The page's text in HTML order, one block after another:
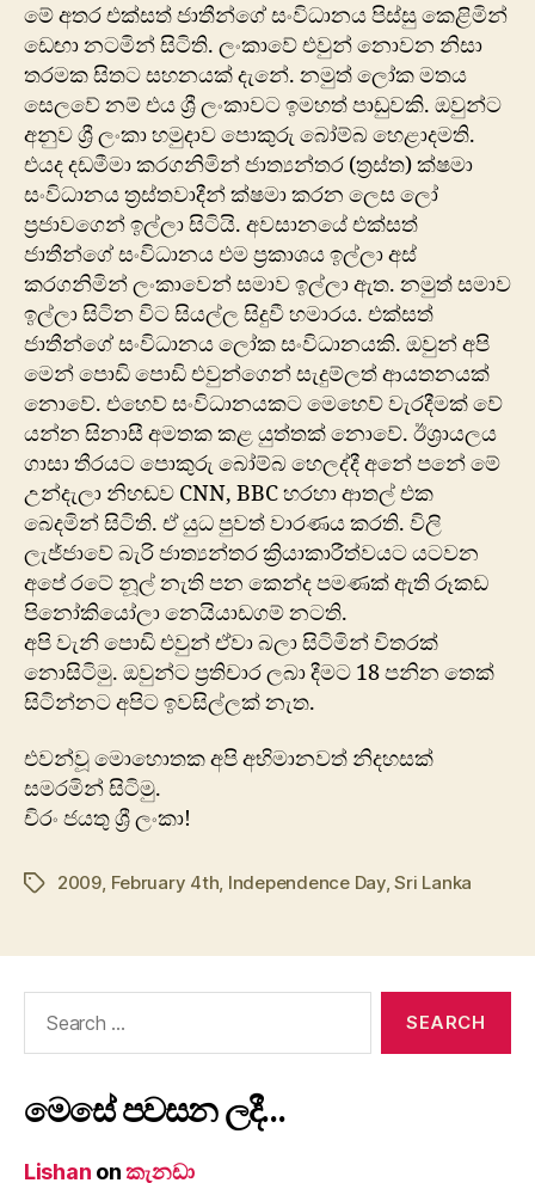
මේ අතර එක්සත් ජාතීන්ගේ සංවිධානය පිස්සු කෙළිමින්
ඩෙඟා නටමින් සිටිති. ලංකාවේ එවුන් නොවන නිසා
තරමක සිතට සහනයක් දැනේ. නමුත් ලෝක මතය
සෙලවේ නම් එය ශ්‍රී ලංකාවට ඉමහත් පාඩුවකි. ඔවුන්ට
අනුව ශ්‍රී ලංකා හමුදාව පොකුරු බෝම්බ හෙළාදමති.
එයද දඩමීමා කරගනිමින් ජාත්‍යන්තර (ත්‍රස්ත) ක්ෂමා
සංවිධානය ත්‍රස්තවාදීන් ක්ෂමා කරන ලෙස ලෝ
ප්‍රජාවගෙන් ඉල්ලා සිටියි. අවසානයේ එක්සත්
ජාතීන්ගේ සංවිධානය එම ප්‍රකාශය ඉල්ලා අස්
කරගනිමින් ලංකාවෙන් සමාව ඉල්ලා ඇත. නමුත් සමාව
ඉල්ලා සිටින විට ‍සියල්ල සිදුවී හමාරය. එක්සත්
ජාතීන්ගේ සංවිධානය ලෝක සංවිධානයකි. ඔවුන් අපි
මෙන් පොඩි ‍පොඩි එවුන්ගෙන් සැදුම්ලත් ආයතනයක්
නොවේ. එහෙව් සංවිධානයකට මෙහෙව් වැරදීමක් වේ
යන්න සිනාසී අමතක කළ යුත්තක් නොවේ. ඊශ්‍රායලය
ගාසා තීරයට පොකුරු බෝම්බ හෙලද්දී අනේ ‍පනේ මේ
උන්දැලා නිහඬව CNN, BBC හරහා ආතල් එක
බෙදමින් සිටිති. ඒ යුධ පුවත් වාරණය කරති. විලි
ලැජ්ජාවේ බැරි ජාත්‍යන්තර ක්‍රියාකාරීත්වයට යටවන
අ‍පේ රටේ නූල් නැති පන කෙන්ද පමණක් ඇති රූකඩ
පිනෝකියෝලා නෙයියාඩගම් නටති.
අපි වැනි පොඩි එවුන් ඒවා බලා සිටිමින් විතරක්
නොසිටිමු. ඔවුන්ට ප්‍රතිචාර ලබා දීමට 18 පනින තෙක්
සිටින්නට අපිට ඉවසිල්ලක් නැත.
එවන්වූ මොහොතක අපි අභිමානවත් නිදහසක්
සමරමින් සිටිමු.
චිරං ජයතු ශ්‍රී ලංකා!
Tags2009, February 4th, Independence Day,Sri Lanka
මෙසේ පවසන ලදී…
Lishan onකැනඩා